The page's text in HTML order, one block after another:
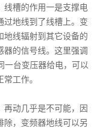
线槽的作用一是支撑电
过地线到了线槽上。变
地线辐射到其它设备的
器的信号线。这里强调
一台变压器给电，可以
工作。
再动几乎是不可能，因
除，变频器地线可以另